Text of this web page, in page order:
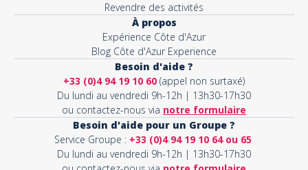
Revendre des activités
À propos
Expérience Côte d'Azur
Blog Côte d'Azur Experience
Besoin d'aide ?
+33 (0)4 94 19 10 60 (appel non surtaxé)
Du lundi au vendredi 9h-12h | 13h30-17h30
ou contactez-nous via notre formulaire
Besoin d'aide pour un Groupe ?
Service Groupe : +33 (0)4 94 19 10 64 ou 65
Du lundi au vendredi 9h-12h | 13h30-17h30